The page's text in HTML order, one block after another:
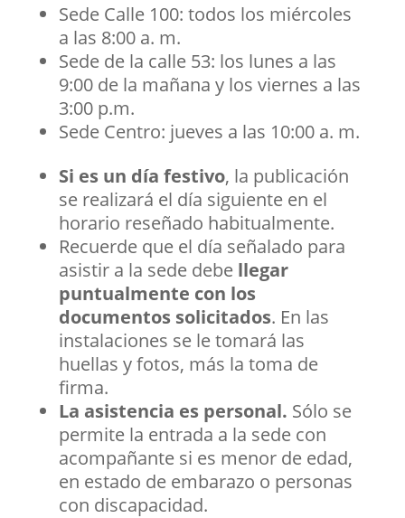
Sede Calle 100: todos los miércoles
a las 8:00 a. m.
Sede de la calle 53: los lunes a las
9:00 de la mañana y los viernes a las
3:00 p.m.
Sede Centro: jueves a las 10:00 a. m.
Si es un día festivo, la publicación
se realizará el día siguiente en el
horario reseñado habitualmente.
Recuerde que el día señalado para
asistir a la sede debe llegar
puntualmente con los
documentos solicitados. En las
instalaciones se le tomará las
huellas y fotos, más la toma de
firma.
La asistencia es personal. Sólo se
permite la entrada a la sede con
acompañante si es menor de edad,
en estado de embarazo o personas
con discapacidad.